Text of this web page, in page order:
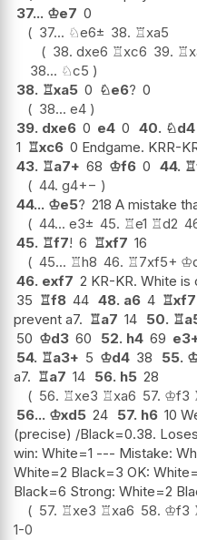
37... ♔e7 0
37... ♘e6± 38. ♖xa5
38. dxe6 ♖xc6 39. ♖
38... ♘c5
38. ♖xa5 0 ♘e6? 0
38... e4
39. dxe6 0 e4 0 40. ♘d4
1 ♖xc6 0 Endgame. KRR-
43. ♖a7+ 68 ♔f6 0 44. ♖
44. g4+−
44... ♔e5? 218 A mistake
44... e3± 45. ♖e1 ♖d2
45. ♖f7! 6 ♖xf7 16
45... ♖h8 46. ♖7xf5+ ♔
46. exf7 2 KR-KR. White is
35 ♖f8 44 48. a6 4 ♖xf7
prevent a7. ♖a7 14 50. ♖
50 ♔d3 60 52. h4 69
54. ♖a3+ 5 ♔d4 38 55.
a7. ♖a7 14 56. h5 28
56. ♖xe3 ♖xa6 57. ♔f3
56... ♔xd5 24 57. h6 10
(precise) /Black=0.38.
win: White=1 --- Mistake:
White=2 Black=3 OK:
Black=6 Strong: White=2
57. ♖xe3 ♖xa6 58. ♔f3
1-0